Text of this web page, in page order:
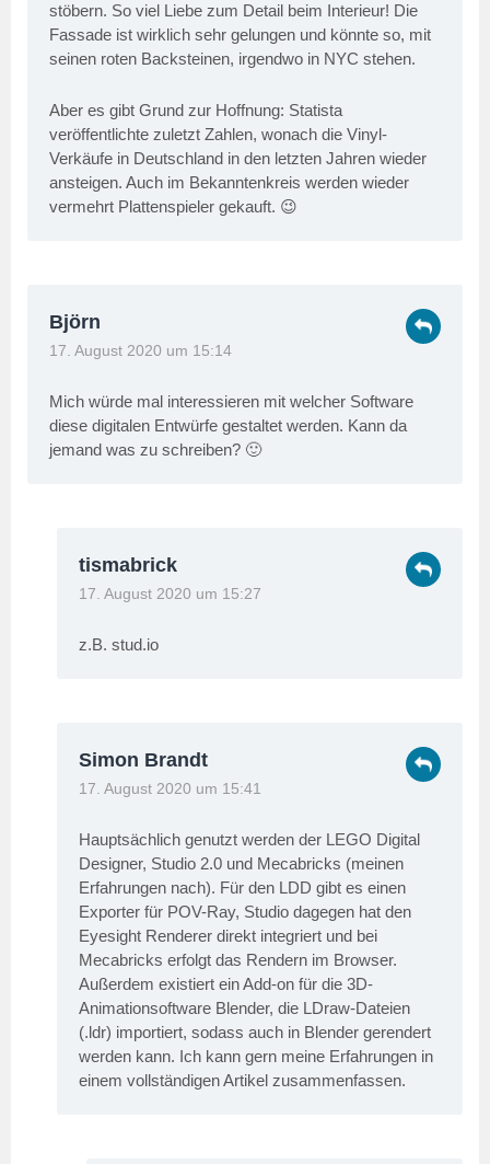
stöbern. So viel Liebe zum Detail beim Interieur! Die
Fassade ist wirklich sehr gelungen und könnte so, mit
seinen roten Backsteinen, irgendwo in NYC stehen.
Aber es gibt Grund zur Hoffnung: Statista
veröffentlichte zuletzt Zahlen, wonach die Vinyl-
Verkäufe in Deutschland in den letzten Jahren wieder
ansteigen. Auch im Bekanntenkreis werden wieder
vermehrt Plattenspieler gekauft. 😉
Björn
17. August 2020 um 15:14
Mich würde mal interessieren mit welcher Software
diese digitalen Entwürfe gestaltet werden. Kann da
jemand was zu schreiben? 🙂
tismabrick
17. August 2020 um 15:27
z.B. stud.io
Simon Brandt
17. August 2020 um 15:41
Hauptsächlich genutzt werden der LEGO Digital
Designer, Studio 2.0 und Mecabricks (meinen
Erfahrungen nach). Für den LDD gibt es einen
Exporter für POV-Ray, Studio dagegen hat den
Eyesight Renderer direkt integriert und bei
Mecabricks erfolgt das Rendern im Browser.
Außerdem existiert ein Add-on für die 3D-
Animationsoftware Blender, die LDraw-Dateien
(.ldr) importiert, sodass auch in Blender gerendert
werden kann. Ich kann gern meine Erfahrungen in
einem vollständigen Artikel zusammenfassen.